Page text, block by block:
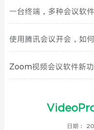
一台终端，多种会议软
使用腾讯会议开会，如
Zoom视频会议软件新功
日期：